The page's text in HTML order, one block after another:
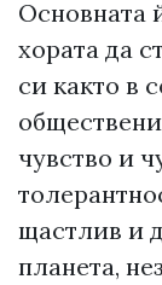
Основната
хората да
си както в
чувство и
щастлив и
планета,